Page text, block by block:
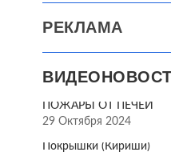
РЕКЛАМА
ПОЖАРЫ ОТ ПЕЧЕЙ
29 Октября 2024
Покрышки (Кириши)